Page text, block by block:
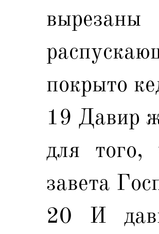
покрыто
19 Давир
для того,
завета
20 И